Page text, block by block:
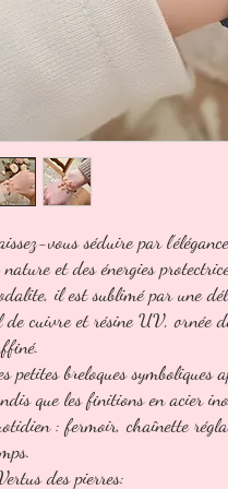
vous séduire par
et des énergies
il est sublimé par une
cuivre et résine UV, ornée
petites breloques symboliques
que les finitions en acier
: fermoir, chaînette
des pierres: